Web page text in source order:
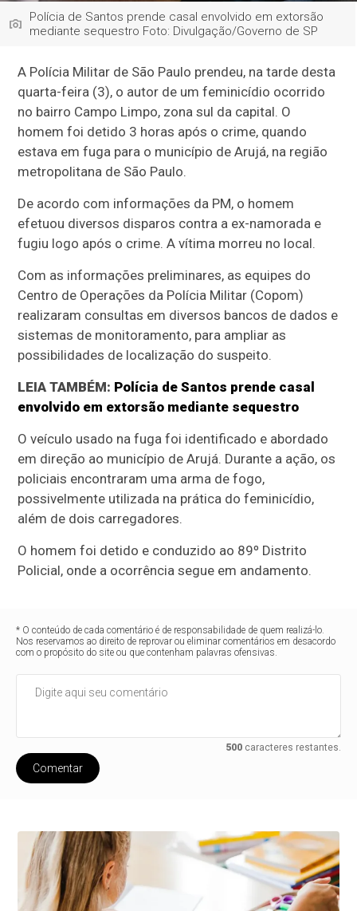
Polícia de Santos prende casal envolvido em extorsão
mediante sequestro Foto: Divulgação/Governo de SP
A Polícia Militar de São Paulo prendeu, na tarde desta
quarta-feira (3), o autor de um feminicídio ocorrido
no bairro Campo Limpo, zona sul da capital. O
homem foi detido 3 horas após o crime, quando
estava em fuga para o município de Arujá, na região
metropolitana de São Paulo.
De acordo com informações da PM, o homem
efetuou diversos disparos contra a ex-namorada e
fugiu logo após o crime. A vítima morreu no local.
Com as informações preliminares, as equipes do
Centro de Operações da Polícia Militar (Copom)
realizaram consultas em diversos bancos de dados e
sistemas de monitoramento, para ampliar as
possibilidades de localização do suspeito.
LEIA TAMBÉM: Polícia de Santos prende casal
envolvido em extorsão mediante sequestro
O veículo usado na fuga foi identificado e abordado
em direção ao município de Arujá. Durante a ação, os
policiais encontraram uma arma de fogo,
possivelmente utilizada na prática do feminicídio,
além de dois carregadores.
O homem foi detido e conduzido ao 89º Distrito
Policial, onde a ocorrência segue em andamento.
* O conteúdo de cada comentário é de responsabilidade de quem realizá-lo.
Nos reservamos ao direito de reprovar ou eliminar comentários em desacordo
com o propósito do site ou que contenham palavras ofensivas.
500caracteres restantes.
Comentar